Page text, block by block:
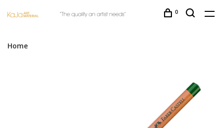
0
Home